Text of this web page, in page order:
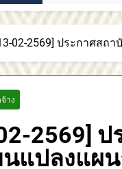
02-2569] ประกาศสถ
าง
2569]
นแปลงแผ